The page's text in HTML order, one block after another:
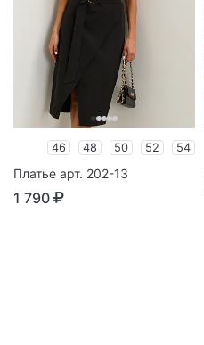
46 48 50 52 54
Платье арт. 202-13
1 790